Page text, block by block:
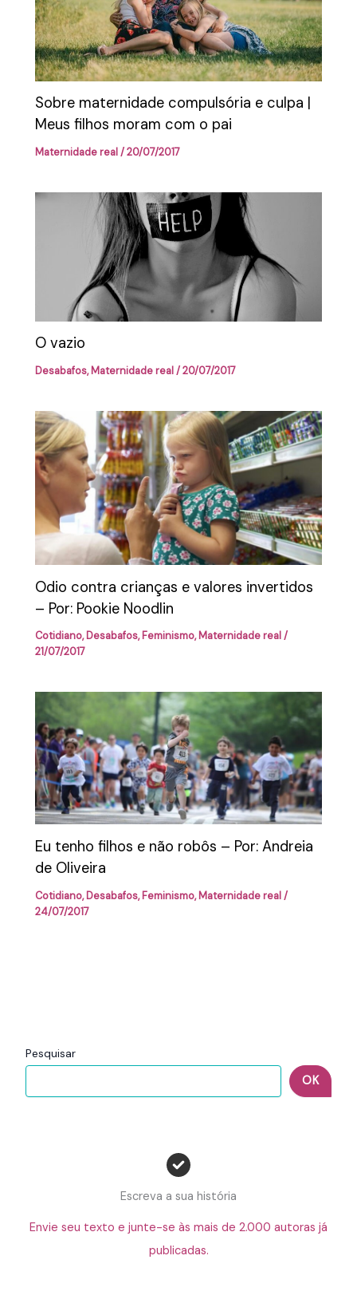
Pesquisar
OK
Escreva a sua história
Envie seu texto e junte-se às mais de 2.000 autoras já
publicadas.
Sobre maternidade compulsória e culpa |
Meus filhos moram com o pai
Maternidade real/20/07/2017
O vazio
Desabafos,Maternidade real/20/07/2017
Odio contra crianças e valores invertidos
– Por: Pookie Noodlin
Cotidiano,Desabafos,Feminismo,Maternidade real/
21/07/2017
Eu tenho filhos e não robôs – Por: Andreia
de Oliveira
Cotidiano,Desabafos,Feminismo,Maternidade real/
24/07/2017